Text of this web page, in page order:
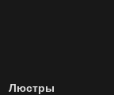
Люстры